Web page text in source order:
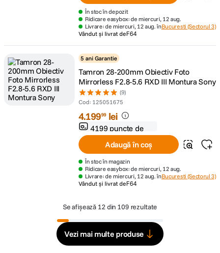
În stoc în depozit
Ridicare easybox: de miercuri, 12 aug.
Livrare: de miercuri, 12 aug. înBucuresti (Sectorul 3)
Vândut și livrat deF64
5 ani Garantie
Tamron 28-200mm Obiectiv Foto
Mirrorless F2.8-5.6 RXD III Montura Sony
(9)
Cod: 125051675
4.19999 lei
4199 puncte de
fidelitate
Adaugă în coș
În stoc în magazin
Ridicare easybox: de miercuri, 12 aug.
Livrare: de miercuri, 12 aug. înBucuresti (Sectorul 3)
Vândut și livrat deF64
Se afișează 12 din 109 rezultate
Vezi mai multe produse